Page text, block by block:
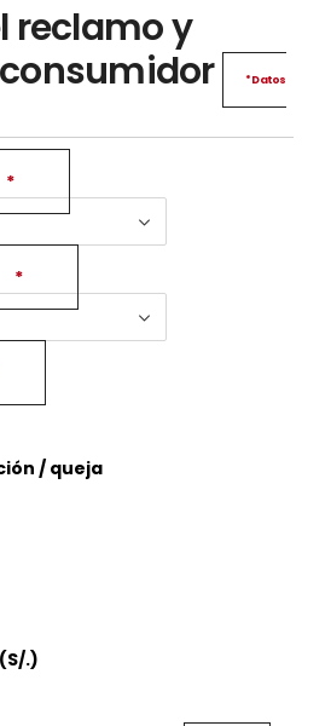
reclamo y
* Datos
*
*
/ queja
.)